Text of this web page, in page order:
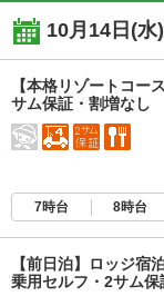
10月14日(水)
【本格リゾートコー
サム保証・割増なし
7時台 8時台
【前日泊】ロッジ宿
乗用セルフ・2サム